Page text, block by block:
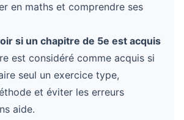
en maths et comprendre ses
si un chapitre de 5e est acquis
est considéré comme acquis si
seul un exercice type,
et éviter les erreurs
aide.